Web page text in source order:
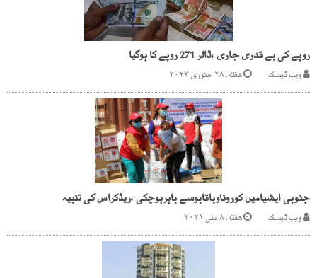
روپے کی بے قدری جاری ،ڈالر 271 روپے کا ہوگیا
ویب ڈیسک هفته, ۲۸ جنوری ۲۰۲۳
جنوبی ایشیامیں کوروناوباقابوسے باہرہوچکی ،ریڈکراس کی تنبیہ
ویب ڈیسک هفته, ۸ مئی ۲۰۲۱